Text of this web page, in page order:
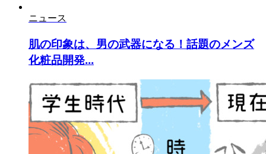
ニュース
肌の印象は、男の武器になる！話題のメンズ
化粧品開発...